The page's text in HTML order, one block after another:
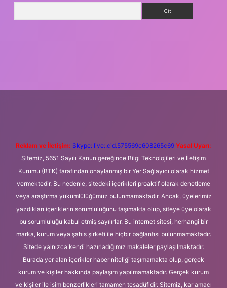
Reklam ve İletişim: Skype: live:.cid.575569c608265c69 Yasal Uyarı:
Sitemiz, 5651 Sayılı Kanun gereğince Bilgi Teknolojileri ve İletişim
Kurumu (BTK) tarafından onaylanmış bir Yer Sağlayıcı olarak hizmet
vermektedir. Bu nedenle, sitedeki içerikleri proaktif olarak denetleme
veya araştırma yükümlülüğümüz bulunmamaktadır. Ancak, üyelerimiz
yazdıkları içeriklerin sorumluluğunu taşımakta olup, siteye üye olarak
bu sorumluluğu kabul etmiş sayılırlar. Bu internet sitesi, herhangi bir
marka, kurum veya şahıs şirketi ile hiçbir bağlantısı bulunmamaktadır.
Sitede yalnızca kendi hazırladığımız makaleler paylaşılmaktadır.
Burada yer alan içerikler haber niteliği taşımamakta olup, gerçek
kurum ve kişiler hakkında paylaşım yapılmamaktadır. Gerçek kurum
ve kişiler ile isim benzerlikleri tamamen tesadüfidir. Sitemiz, kar amacı